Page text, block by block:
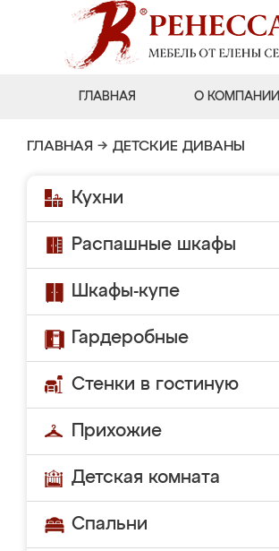
ГЛАВНАЯ О КОМПАНИИ
ГЛАВНАЯ → ДЕТСКИЕ ДИВАНЫ
Кухни
Распашные шкафы
Шкафы-купе
Гардеробные
Стенки в гостиную
Прихожие
Детская комната
Спальни